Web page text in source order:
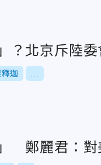
？北京斥陸
迦
鄭麗君：對